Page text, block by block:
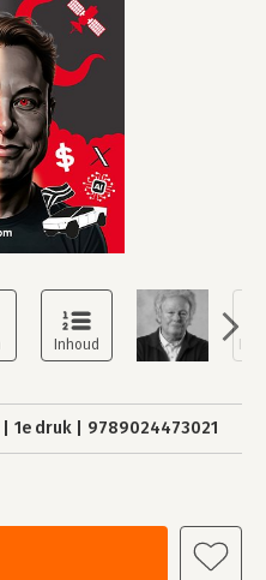
1e druk 9789024473021